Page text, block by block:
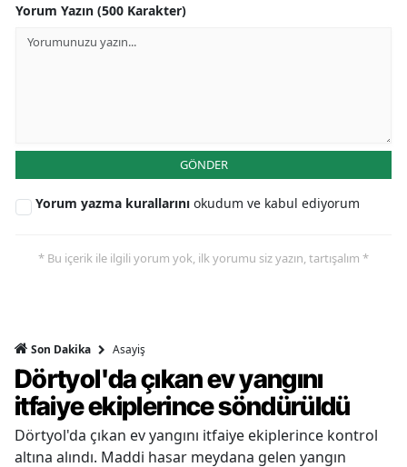
Yorum Yazın (500 Karakter)
GÖNDER
Yorum yazma kurallarını okudum ve kabul ediyorum
* Bu içerik ile ilgili yorum yok, ilk yorumu siz yazın, tartışalım *
Son Dakika Asayiş
Dörtyol'da çıkan ev yangını
itfaiye ekiplerince söndürüldü
Dörtyol'da çıkan ev yangını itfaiye ekiplerince kontrol
altına alındı. Maddi hasar meydana gelen yangın